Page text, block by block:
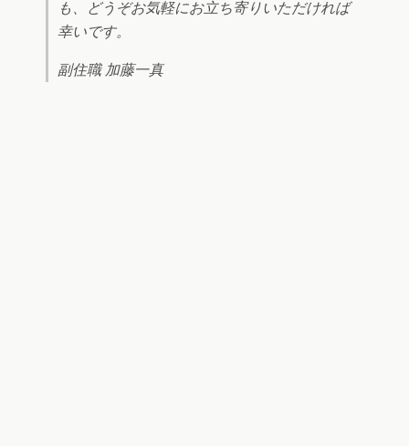
も、どうぞお気軽にお立ち寄りいただければ
幸いです。
副住職 加藤一真